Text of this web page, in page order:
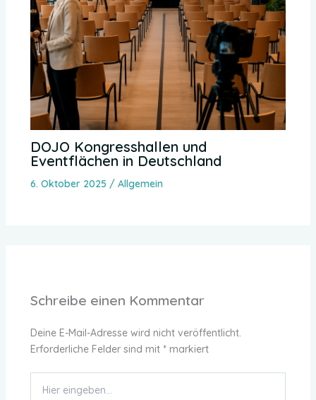
DOJO Kongresshallen und
Eventflächen in Deutschland
6. Oktober 2025 / Allgemein
Schreibe einen Kommentar
Deine E-Mail-Adresse wird nicht veröffentlicht.
Erforderliche Felder sind mit *markiert
eingeben…